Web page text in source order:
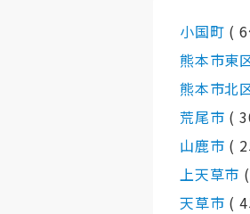
小国町 (
熊本市東
熊本市北
荒尾市 (
山鹿市 (
上天草市
天草市 (